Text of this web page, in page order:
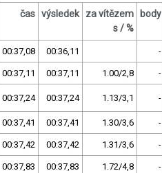
čas výsledek
za vítězem
s / %
body
00:37,08 00:36,11 -
00:37,11 00:37,11 1.00/2,8 -
00:37,24 00:37,24 1.13/3,1 -
00:37,41 00:37,41 1.30/3,6 -
00:37,42 00:37,42 1.31/3,6 -
00:37,83 00:37,83 1.72/4,8 -